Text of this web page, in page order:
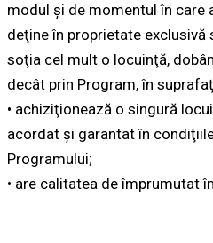
modul şi de momentul în care
deţine în proprietate exclusivă
soţia cel mult o locuinţă,
decât prin Program, în
• achiziţionează o singură
acordat şi garantat în
Programului;
• are calitatea de împrumutat